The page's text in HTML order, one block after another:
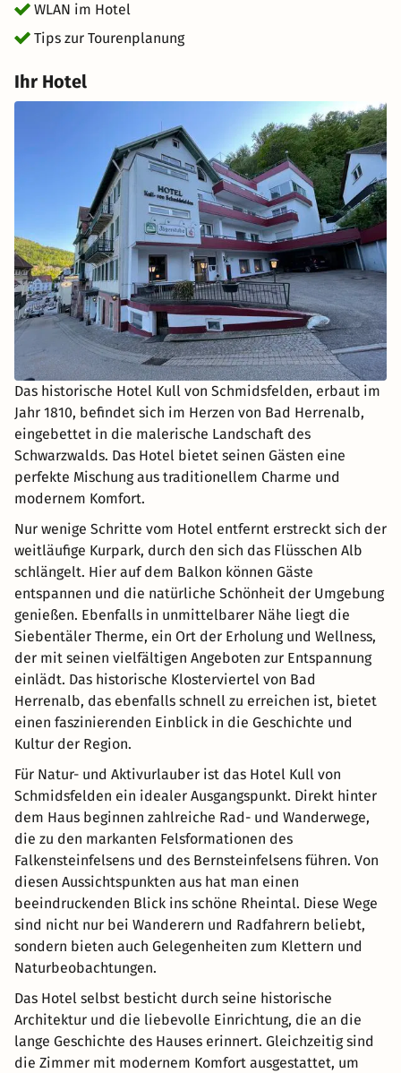
WLAN im Hotel
Tips zur Tourenplanung
Ihr Hotel
Das historische Hotel Kull von Schmidsfelden, erbaut im
Jahr 1810, befindet sich im Herzen von Bad Herrenalb,
eingebettet in die malerische Landschaft des
Schwarzwalds. Das Hotel bietet seinen Gästen eine
perfekte Mischung aus traditionellem Charme und
modernem Komfort.
Nur wenige Schritte vom Hotel entfernt erstreckt sich der
weitläufige Kurpark, durch den sich das Flüsschen Alb
schlängelt. Hier auf dem Balkon können Gäste
entspannen und die natürliche Schönheit der Umgebung
genießen. Ebenfalls in unmittelbarer Nähe liegt die
Siebentäler Therme, ein Ort der Erholung und Wellness,
der mit seinen vielfältigen Angeboten zur Entspannung
einlädt. Das historische Klosterviertel von Bad
Herrenalb, das ebenfalls schnell zu erreichen ist, bietet
einen faszinierenden Einblick in die Geschichte und
Kultur der Region.
Für Natur- und Aktivurlauber ist das Hotel Kull von
Schmidsfelden ein idealer Ausgangspunkt. Direkt hinter
dem Haus beginnen zahlreiche Rad- und Wanderwege,
die zu den markanten Felsformationen des
Falkensteinfelsens und des Bernsteinfelsens führen. Von
diesen Aussichtspunkten aus hat man einen
beeindruckenden Blick ins schöne Rheintal. Diese Wege
sind nicht nur bei Wanderern und Radfahrern beliebt,
sondern bieten auch Gelegenheiten zum Klettern und
Naturbeobachtungen.
Das Hotel selbst besticht durch seine historische
Architektur und die liebevolle Einrichtung, die an die
lange Geschichte des Hauses erinnert. Gleichzeitig sind
die Zimmer mit modernem Komfort ausgestattet, um